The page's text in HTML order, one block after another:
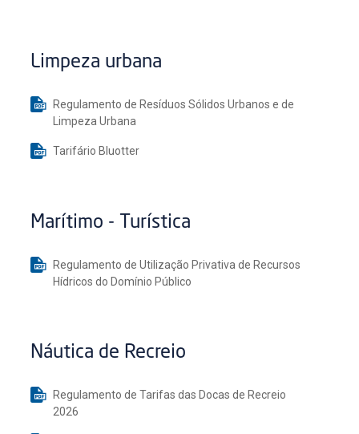
Limpeza urbana
Regulamento de Resíduos Sólidos Urbanos e de
Limpeza Urbana
Tarifário Bluotter
Marítimo - Turística
Regulamento de Utilização Privativa de Recursos
Hídricos do Domínio Público
Náutica de Recreio
Regulamento de Tarifas das Docas de Recreio
2026